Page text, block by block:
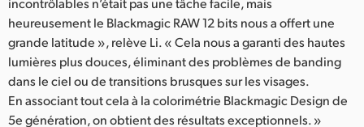
heureusement le Blackmagic RAW 12 bits nous a offert une
grande latitude », relève Li. « Cela nous a garanti des hautes
lumières plus douces, éliminant des problèmes de banding
dans le ciel ou de transitions brusques sur les visages.
En associant tout cela à la colorimétrie Blackmagic Design de
5e génération, on obtient des résultats exceptionnels. »